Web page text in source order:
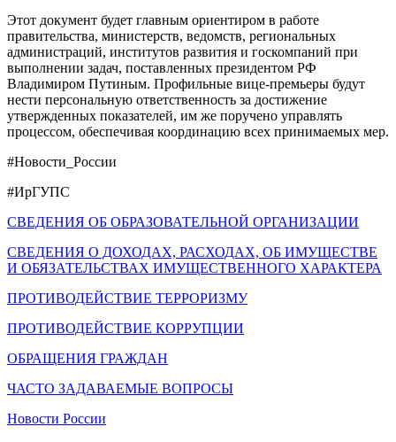
Этот документ будет главным ориентиром в работе
правительства, министерств, ведомств, региональных
администраций, институтов развития и госкомпаний при
выполнении задач, поставленных президентом РФ
Владимиром Путиным. Профильные вице-премьеры будут
нести персональную ответственность за достижение
утвержденных показателей, им же поручено управлять
процессом, обеспечивая координацию всех принимаемых мер.
#Новости_России
#ИрГУПС
СВЕДЕНИЯ ОБ ОБРАЗОВАТЕЛЬНОЙ ОРГАНИЗАЦИИ
СВЕДЕНИЯ О ДОХОДАХ, РАСХОДАХ, ОБ ИМУЩЕСТВЕ
И ОБЯЗАТЕЛЬСТВАХ ИМУЩЕСТВЕННОГО ХАРАКТЕРА
ПРОТИВОДЕЙСТВИЕ ТЕРРОРИЗМУ
ПРОТИВОДЕЙСТВИЕ КОРРУПЦИИ
ОБРАЩЕНИЯ ГРАЖДАН
ЧАСТО ЗАДАВАЕМЫЕ ВОПРОСЫ
Новости России